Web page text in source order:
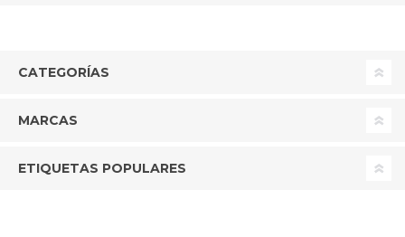
CATEGORÍAS
MARCAS
ETIQUETAS POPULARES